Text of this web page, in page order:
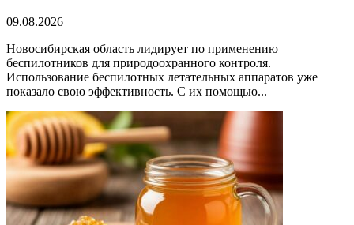
09.08.2026
Новосибирская область лидирует по применению
беспилотников для природоохранного контроля.
Использование беспилотных летательных аппаратов уже
показало свою эффективность. С их помощью...